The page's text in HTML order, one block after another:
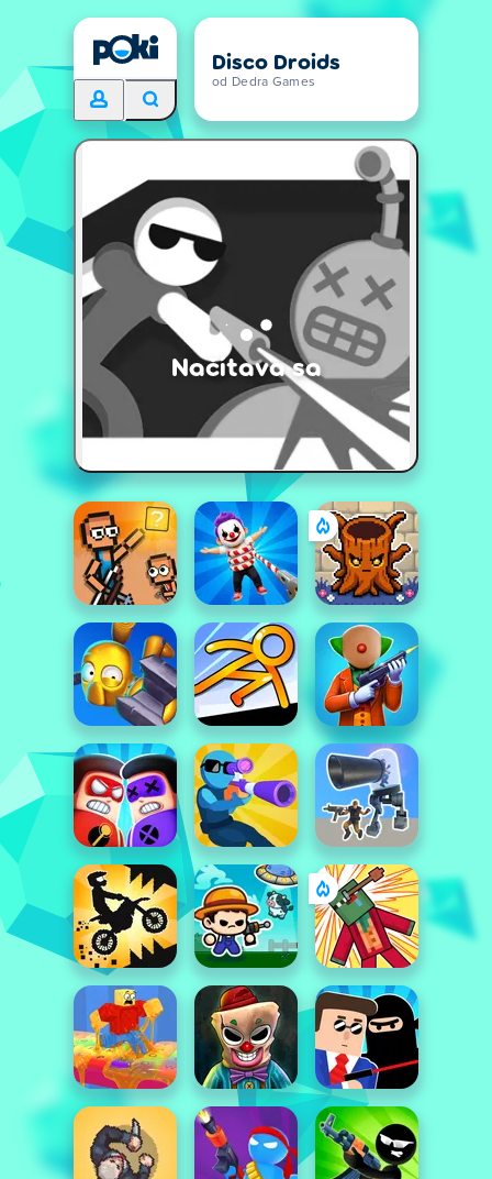
Disco Droids
od Dedra Games
Načítava sa